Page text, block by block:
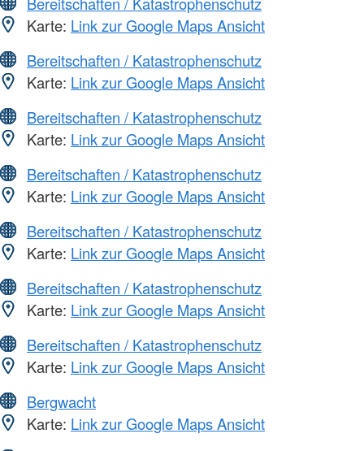
Karte: Link zur Google Maps Ansicht
Bereitschaften / Katastrophenschutz
Karte: Link zur Google Maps Ansicht
Bereitschaften / Katastrophenschutz
Karte: Link zur Google Maps Ansicht
Bereitschaften / Katastrophenschutz
Karte: Link zur Google Maps Ansicht
Bereitschaften / Katastrophenschutz
Karte: Link zur Google Maps Ansicht
Bereitschaften / Katastrophenschutz
Karte: Link zur Google Maps Ansicht
Bereitschaften / Katastrophenschutz
Karte: Link zur Google Maps Ansicht
Bergwacht
Karte: Link zur Google Maps Ansicht